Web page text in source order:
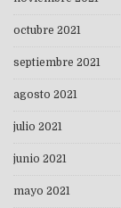
octubre 2021
septiembre 2021
agosto 2021
julio 2021
junio 2021
mayo 2021